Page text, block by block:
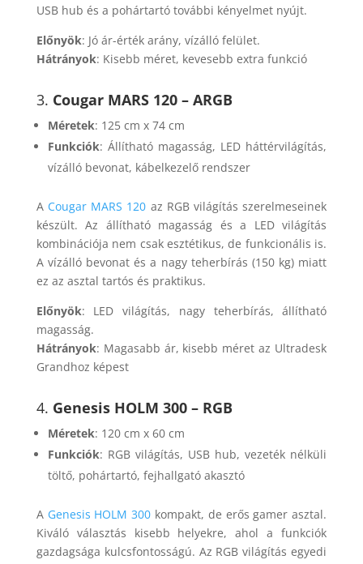
USB hub és a pohártartó további kényelmet nyújt.
Előnyök: Jó ár-érték arány, vízálló felület.
Hátrányok: Kisebb méret, kevesebb extra funkció​
3. Cougar MARS 120 – ARGB
Méretek: 125 cm x 74 cm
Funkciók: Állítható magasság, LED háttérvilágítás,
vízálló bevonat, kábelkezelő rendszer
A Cougar MARS 120 az RGB világítás szerelmeseinek
készült. Az állítható magasság és a LED világítás
kombinációja nem csak esztétikus, de funkcionális is.
A vízálló bevonat és a nagy teherbírás (150 kg) miatt
ez az asztal tartós és praktikus.
Előnyök: LED világítás, nagy teherbírás, állítható
magasság.
Hátrányok: Magasabb ár, kisebb méret az Ultradesk
Grandhoz képest​
4. Genesis HOLM 300 – RGB
Méretek: 120 cm x 60 cm
Funkciók: RGB világítás, USB hub, vezeték nélküli
töltő, pohártartó, fejhallgató akasztó
A Genesis HOLM 300 kompakt, de erős gamer asztal.
Kiváló választás kisebb helyekre, ahol a funkciók
gazdagsága kulcsfontosságú. Az RGB világítás egyedi